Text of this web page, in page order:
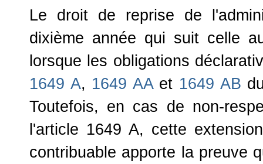
Le droit de reprise de
dixième année qui suit celle
lorsque les obligations
1649 A, 1649 AA et 1649 AB
Toutefois, en cas de non-
l'article 1649 A, cette
contribuable apporte la preuve